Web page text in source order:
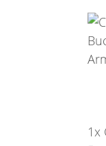
1x